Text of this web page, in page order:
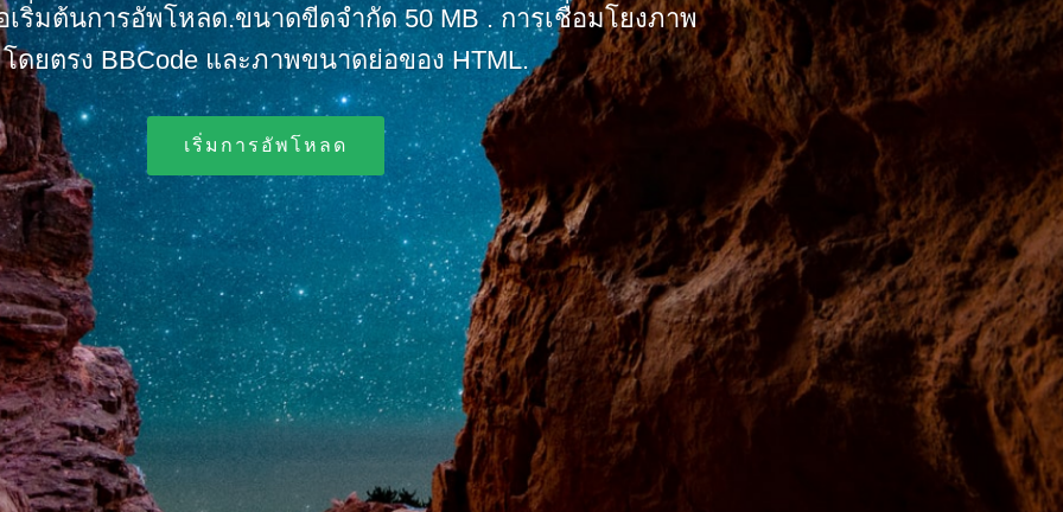
เริ่มต้นการอัพโหลด.ขนาดขีดจำกัด 50 MB . การเชื่อมโยงภาพ
โดยตรง BBCode และภาพขนาดย่อของ HTML.
เริ่มการอัพโหลด